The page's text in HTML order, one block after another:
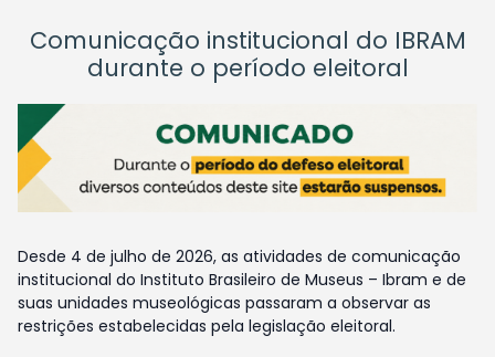
Comunicação institucional do IBRAM
durante o período eleitoral
Desde 4 de julho de 2026, as atividades de comunicação
institucional do Instituto Brasileiro de Museus – Ibram e de
suas unidades museológicas passaram a observar as
restrições estabelecidas pela legislação eleitoral.